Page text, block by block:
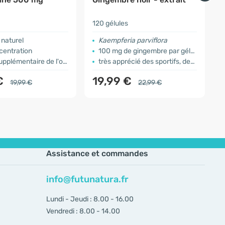
de l'organisme
19,99 €
120 gélules
Kaempferia parviflora
100 mg de gingembre par gélule
très apprécié des sportifs, des couples ...
19,99 € 22,99 €
Assistance et commandes
info@futunatura.fr
Lundi - Jeudi : 8.00 - 16.00
Vendredi : 8.00 - 14.00